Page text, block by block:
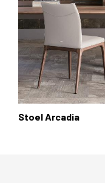
Stoel Arcadia